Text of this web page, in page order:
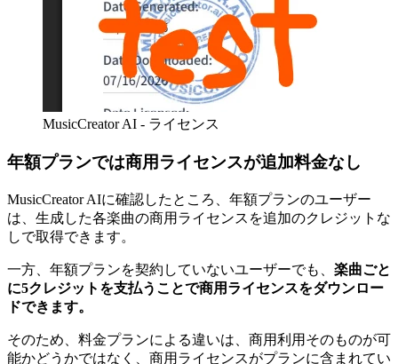
MusicCreator AI - ライセンス
年額プランでは商用ライセンスが追加料金なし
MusicCreator AIに確認したところ、年額プランのユーザー
は、生成した各楽曲の商用ライセンスを追加のクレジットな
しで取得できます。
一方、年額プランを契約していないユーザーでも、 楽曲ごと
に5クレジットを支払うことで商用ライセンスをダウンロー
ドできます。
そのため、料金プランによる違いは、商用利用そのものが可
能かどうかではなく、商用ライセンスがプランに含まれてい